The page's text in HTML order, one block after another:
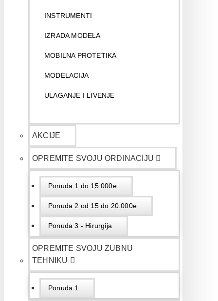
INSTRUMENTI
IZRADA MODELA
MOBILNA PROTETIKA
MODELACIJA
ULAGANJE I LIVENJE
AKCIJE
OPREMITE SVOJU ORDINACIJU
Ponuda 1 do 15.000e
Ponuda 2 od 15 do 20.000e
Ponuda 3 - Hirurgija
OPREMITE SVOJU ZUBNU
TEHNIKU
Ponuda 1